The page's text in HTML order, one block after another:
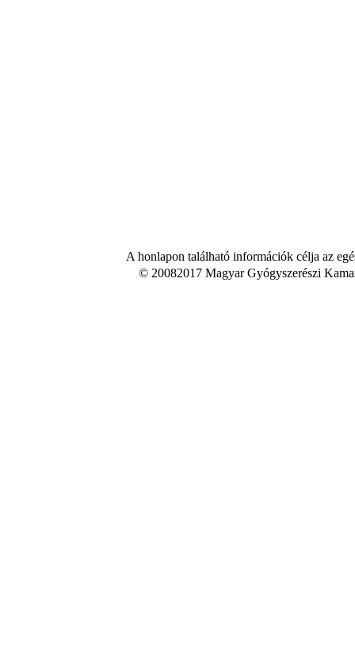
A honlapon található információk célja az
© 20082017 Magyar Gyógyszerészi